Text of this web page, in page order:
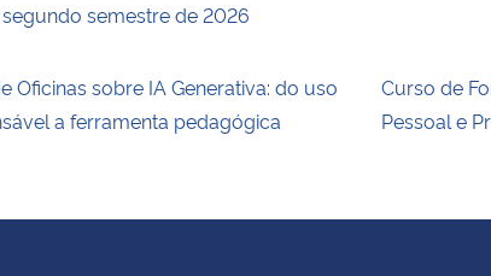
semestre de 2026
Oficinas sobre IA Generativa: do uso
a ferramenta pedagógica
Curso de
Pessoal e